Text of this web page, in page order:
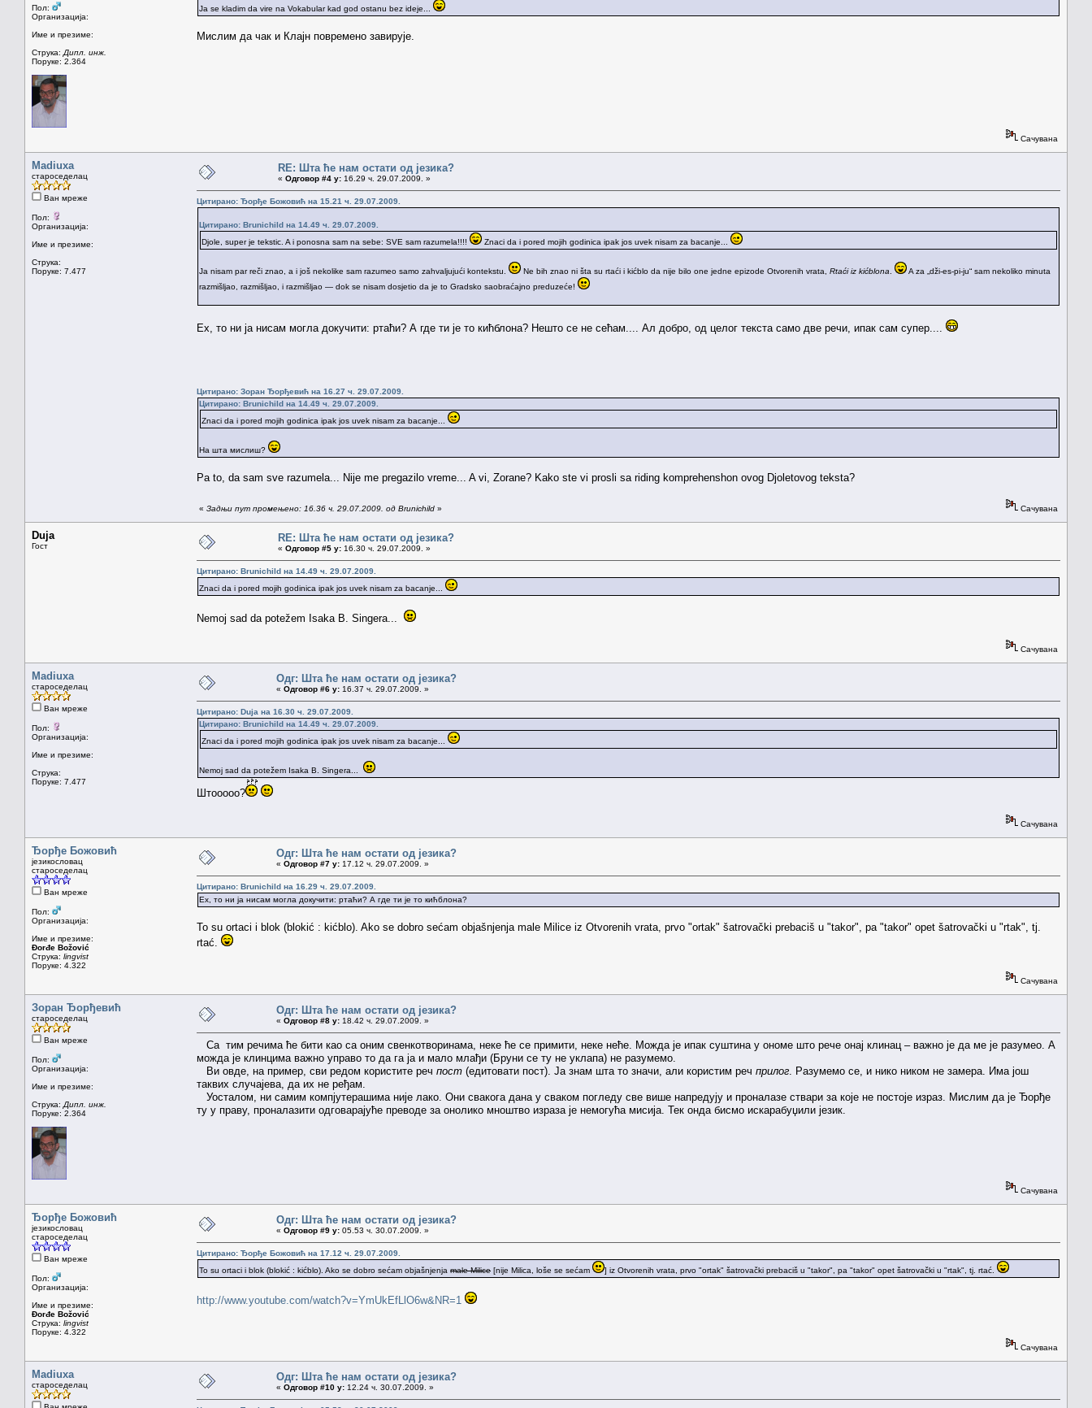
Пол:
Организација:
Име и презиме:
Струка: Дипл. инж.
Поруке: 2.364
Ja se kladim da vire na Vokabular kad god ostanu bez ideje...
Мислим да чак и Клајн повремено завирује.
Сачувана
Madiuxa
староседелац
Ван мреже
Пол:
Организација:
Име и презиме:
Струка:
Поруке: 7.477
RE: Шта ће нам остати од језика?
« Одговор #4 у: 16.29 ч. 29.07.2009. »
Цитирано: Ђорђе Божовић на 15.21 ч. 29.07.2009.
Цитирано: Brunichild на 14.49 ч. 29.07.2009.
Djole, super je tekstic. A i ponosna sam na sebe: SVE sam razumela!!!!
Znaci da i pored mojih godinica ipak jos uvek nisam za bacanje...
Ja nisam par reči znao, a i još nekolike sam razumeo samo zahvaljujući kontekstu. Ne bih znao ni šta su rtaći i kićblo da nije bilo one jedne epizode Otvorenih vrata, Rtaći iz kićblona
A za „dži-es-pi-ju“ sam nekoliko minuta
razmišljao, razmišljao, i razmišljao — dok se nisam dosjetio da je to Gradsko saobraćajno preduzeće!
Ех, то ни ја нисам могла докучити: ртаћи? А где ти је то кићблона? Нешто се не сећам.... Ал добро, од целог текста само две речи, ипак сам супер....
Цитирано: Зоран Ђорђевић на 16.27 ч. 29.07.2009.
Цитирано: Brunichild на 14.49 ч. 29.07.2009.
Znaci da i pored mojih godinica ipak jos uvek nisam za bacanje...
На шта мислиш?
Pa to, da sam sve razumela... Nije me pregazilo vreme... A vi, Zorane? Kako ste vi prosli sa riding komprehenshon ovog Djoletovog teksta?
« Задњи пут промењено: 16.36 ч. 29.07.2009. од Brunichild » Сачувана
Duja
Гост
RE: Шта ће нам остати од језика?
« Одговор #5 у: 16.30 ч. 29.07.2009. »
Цитирано: Brunichild на 14.49 ч. 29.07.2009.
Znaci da i pored mojih godinica ipak jos uvek nisam za bacanje...
Nemoj sad da potežem Isaka B. Singera...
Сачувана
Madiuxa
староседелац
Ван мреже
Пол:
Организација:
Име и презиме:
Струка:
Поруке: 7.477
Одг: Шта ће нам остати од језика?
« Одговор #6 у: 16.37 ч. 29.07.2009. »
Цитирано: Duja на 16.30 ч. 29.07.2009.
Цитирано: Brunichild на 14.49 ч. 29.07.2009.
Znaci da i pored mojih godinica ipak jos uvek nisam za bacanje...
Nemoj sad da potežem Isaka B. Singera...
Штооооо?
Сачувана
Ђорђе Божовић
језикословац
староседелац
Ван мреже
Пол:
Организација:
Име и презиме:
Đorđe Božović
Струка: lingvist
Поруке: 4.322
Одг: Шта ће нам остати од језика?
« Одговор #7 у: 17.12 ч. 29.07.2009. »
Цитирано: Brunichild на 16.29 ч. 29.07.2009.
Ех, то ни ја нисам могла докучити: ртаћи? А где ти је то кићблона?
To su ortaci i blok (blokić : kićblo). Ako se dobro sećam objašnjenja male Milice iz Otvorenih vrata, prvo "ortak" šatrovački prebaciš u "takor", pa "takor" opet šatrovački u "rtak", tj.
rtać.
Сачувана
Зоран Ђорђевић
староседелац
Ван мреже
Пол:
Организација:
Име и презиме:
Струка: Дипл. инж.
Поруке: 2.364
Одг: Шта ће нам остати од језика?
« Одговор #8 у: 18.42 ч. 29.07.2009. »
Са тим речима ће бити као са оним свенкотворинама, неке ће се примити, неке неће. Можда је ипак суштина у ономе што рече онај клинац – важно је да ме је разумео. А
можда је клинцима важно управо то да га ја и мало млађи (Бруни се ту не уклапа) не разумемо.
Ви овде, на пример, сви редом користите реч пост (едитовати пост). Ја знам шта то значи, али користим реч прилог . Разумемо се, и нико ником не замера. Има још
таквих случајева, да их не ређам.
Уосталом, ни самим компјутерашима није лако. Они свакога дана у сваком погледу све више напредују и проналазе ствари за које не постоје израз. Мислим да је Ђорђе
ту у праву, проналазити одговарајуће преводе за онолико мноштво израза је немогућа мисија. Тек онда бисмо искарабуџили језик.
Сачувана
Ђорђе Божовић
језикословац
староседелац
Ван мреже
Пол:
Организација:
Име и презиме:
Đorđe Božović
Струка: lingvist
Поруке: 4.322
Одг: Шта ће нам остати од језика?
« Одговор #9 у: 05.53 ч. 30.07.2009. »
Цитирано: Ђорђе Божовић на 17.12 ч. 29.07.2009.
To su ortaci i blok (blokić : kićblo). Ako se dobro sećam objašnjenja male Milice [nije Milica, loše se sećam ] iz Otvorenih vrata, prvo "ortak" šatrovački prebaciš u "takor", pa "takor" opet šatrovački u "rtak", tj. rtać.
http://www.youtube.com/watch?v=YmUkEfLlO6w&NR=1
Сачувана
Madiuxa
староседелац
Одг: Шта ће нам остати од језика?
« Одговор #10 у: 12.24 ч. 30.07.2009. »